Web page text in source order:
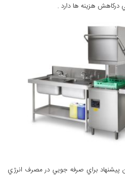
دركاهش هزينه ها دارد .
پيشنهاد براي صرفه جويي در مصرف انرژي